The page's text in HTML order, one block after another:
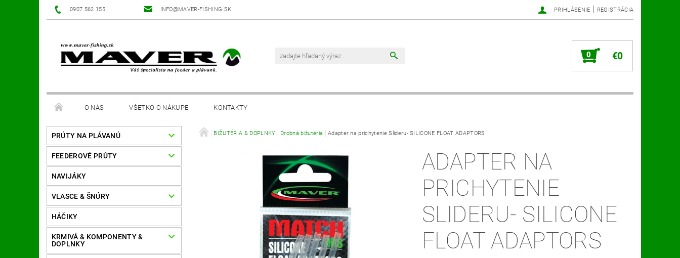
0907 562 155 INFO@MAVER-FISHING.SK PRIHLÁSENIE | REGISTRÁCIA
0 €0
O NÁS VŠETKO O NÁKUPE KONTAKTY
PRÚTY NA PLÁVANÚ
FEEDEROVÉ PRÚTY
NAVIJÁKY
VLASCE & ŠNÚRY
HÁČIKY
KRMIVÁ & KOMPONENTY &
DOPLNKY
BIŽUTÉRIA & DOPLNKY Drobná bižutéria Adapter na prichytenie Slideru- SILICONE FLOAT ADAPTORS
ADAPTER NA
PRICHYTENIE
SLIDERU- SILICONE
FLOAT ADAPTORS